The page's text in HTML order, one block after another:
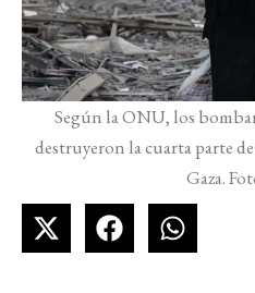
Según la ONU, los
destruyeron la cuarta parte
Gaza.